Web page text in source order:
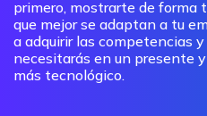
primero, mostrarte de forma
que mejor se adaptan a tu
a adquirir las competencias
necesitarás en un presente
más tecnológico.